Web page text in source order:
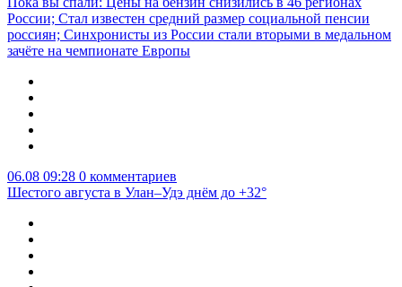
России; Стал известен средний размер социальной пенсии
россиян; Синхронисты из России стали вторыми в медальном
зачёте на чемпионате Европы
06.08 09:28 0 комментариев
Шестого августа в Улан–Удэ днём до +32°